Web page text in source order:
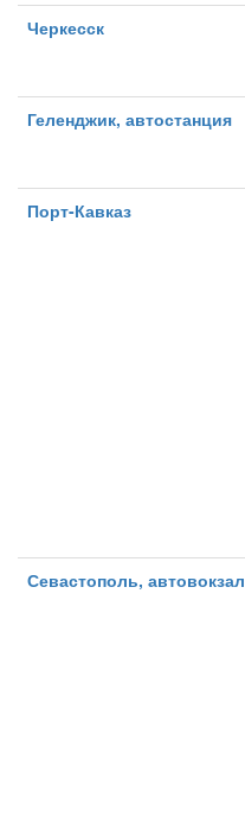
Черкесск
Геленджик, автостанция
Порт-Кавказ
Севастополь, автовокзал